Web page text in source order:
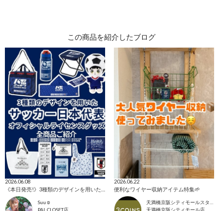
この商品を紹介したブログ
2026.06.08
Suu☺︎
PAL CLOSET店
2026.06.22
便利なワイヤー収納アイテム特集🌱
天満橋京阪シティモールスタッフ
天満橋京阪シティモール店